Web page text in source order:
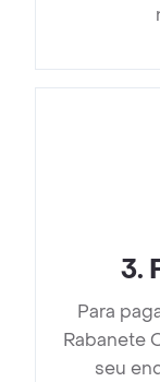
3.
Para
Rabanete
seu